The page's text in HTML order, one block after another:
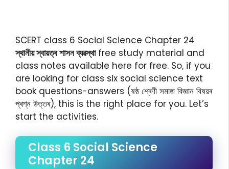
SCERT class 6 Social Science Chapter 24
স্থানীয় স্বায়ত্ব শাসন ব্যৱস্থাfree study material and
class notes available here for free. So, if you
are looking for class six social science text
book questions-answers (ষষ্ঠ শ্ৰেণী সমাজ বিজ্ঞান বিষয়ৰ
প্ৰশ্ন উত্তৰ), this is the right place for you. Let’s
start the activities.
Class 6 Social Science
Chapter 24